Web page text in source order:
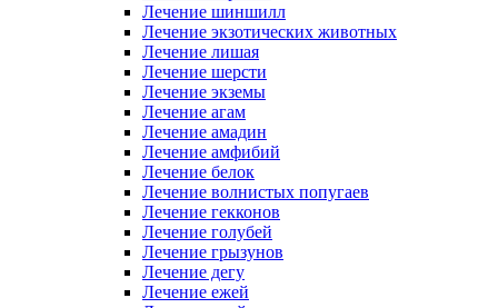
Лечение шиншилл
Лечение экзотических животных
Лечение лишая
Лечение шерсти
Лечение экземы
Лечение агам
Лечение амадин
Лечение амфибий
Лечение белок
Лечение волнистых попугаев
Лечение гекконов
Лечение голубей
Лечение грызунов
Лечение дегу
Лечение ежей